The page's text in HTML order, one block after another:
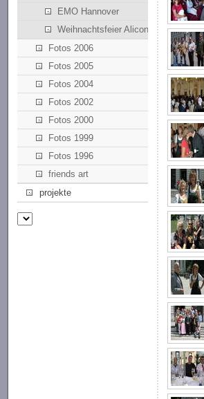
EMO Hannover
Weihnachtsfeier Alicona
Fotos 2006
Fotos 2005
Fotos 2004
Fotos 2002
Fotos 2000
Fotos 1999
Fotos 1996
friends art
projekte